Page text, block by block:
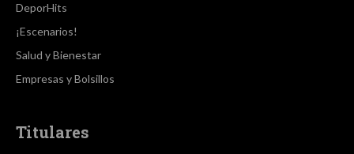
DeporHits
¡Escenarios!
Salud y Bienestar
Empresas y Bolsillos
Titulares